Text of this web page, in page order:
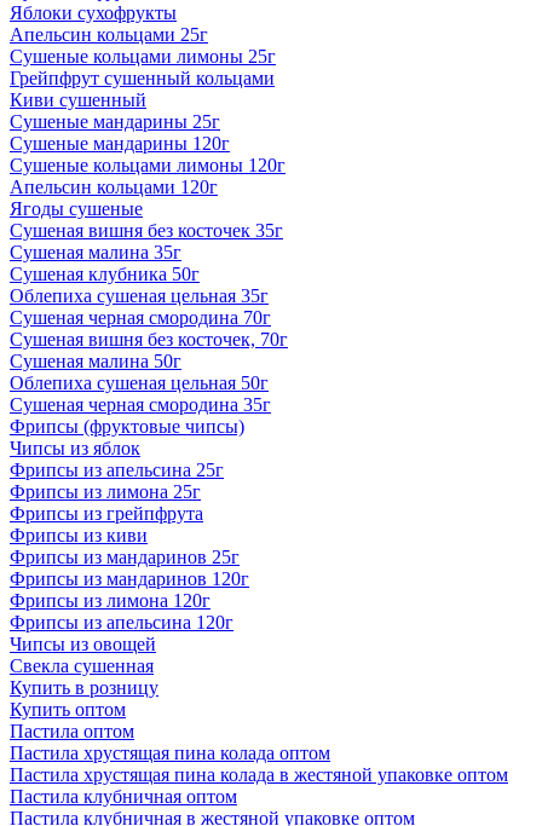
Яблоки сухофрукты
Апельсин кольцами 25г
Сушеные кольцами лимоны 25г
Грейпфрут сушенный кольцами
Киви сушенный
Сушеные мандарины 25г
Сушеные мандарины 120г
Сушеные кольцами лимоны 120г
Апельсин кольцами 120г
Ягоды сушеные
Сушеная вишня без косточек 35г
Сушеная малина 35г
Сушеная клубника 50г
Облепиха сушеная цельная 35г
Сушеная черная смородина 70г
Сушеная вишня без косточек, 70г
Сушеная малина 50г
Облепиха сушеная цельная 50г
Сушеная черная смородина 35г
Фрипсы (фруктовые чипсы)
Чипсы из яблок
Фрипсы из апельсина 25г
Фрипсы из лимона 25г
Фрипсы из грейпфрута
Фрипсы из киви
Фрипсы из мандаринов 25г
Фрипсы из мандаринов 120г
Фрипсы из лимона 120г
Фрипсы из апельсина 120г
Чипсы из овощей
Свекла сушенная
Купить в розницу
Купить оптом
Пастила оптом
Пастила хрустящая пина колада оптом
Пастила хрустящая пина колада в жестяной упаковке оптом
Пастила клубничная оптом
Пастила клубничная в жестяной упаковке оптом